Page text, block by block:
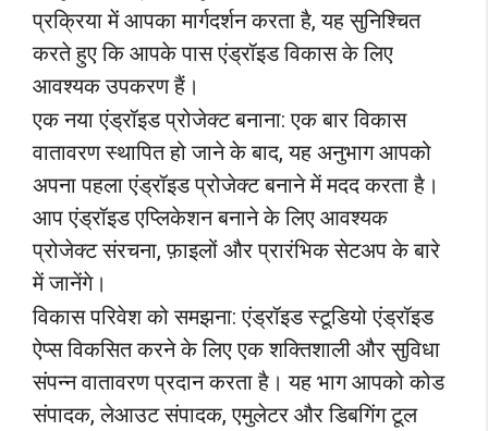
प्रक्रिया में आपका मार्गदर्शन करता है, यह सुनिश्चित
करते हुए कि आपके पास एंड्रॉइड विकास के लिए
आवश्यक उपकरण हैं।
एक नया एंड्रॉइड प्रोजेक्ट बनाना: एक बार विकास
वातावरण स्थापित हो जाने के बाद, यह अनुभाग आपको
अपना पहला एंड्रॉइड प्रोजेक्ट बनाने में मदद करता है।
आप एंड्रॉइड एप्लिकेशन बनाने के लिए आवश्यक
प्रोजेक्ट संरचना, फ़ाइलों और प्रारंभिक सेटअप के बारे
में जानेंगे।
विकास परिवेश को समझना: एंड्रॉइड स्टूडियो एंड्रॉइड
ऐप्स विकसित करने के लिए एक शक्तिशाली और सुविधा
संपन्न वातावरण प्रदान करता है। यह भाग आपको कोड
संपादक, लेआउट संपादक, एमुलेटर और डिबगिंग टूल